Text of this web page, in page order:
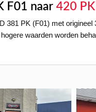
F01 naar 420 PK
PK (F01) met
waarden worden